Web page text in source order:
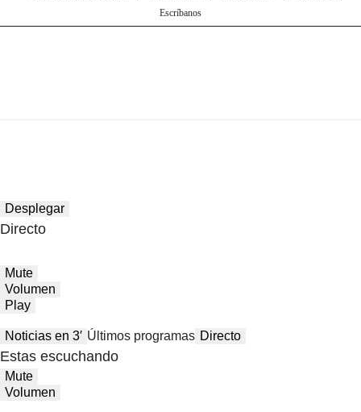
Escríbanos
Desplegar
Directo
Mute
Volumen
Play
Noticias en 3′ Últimos programas Directo
Estas escuchando
Mute
Volumen